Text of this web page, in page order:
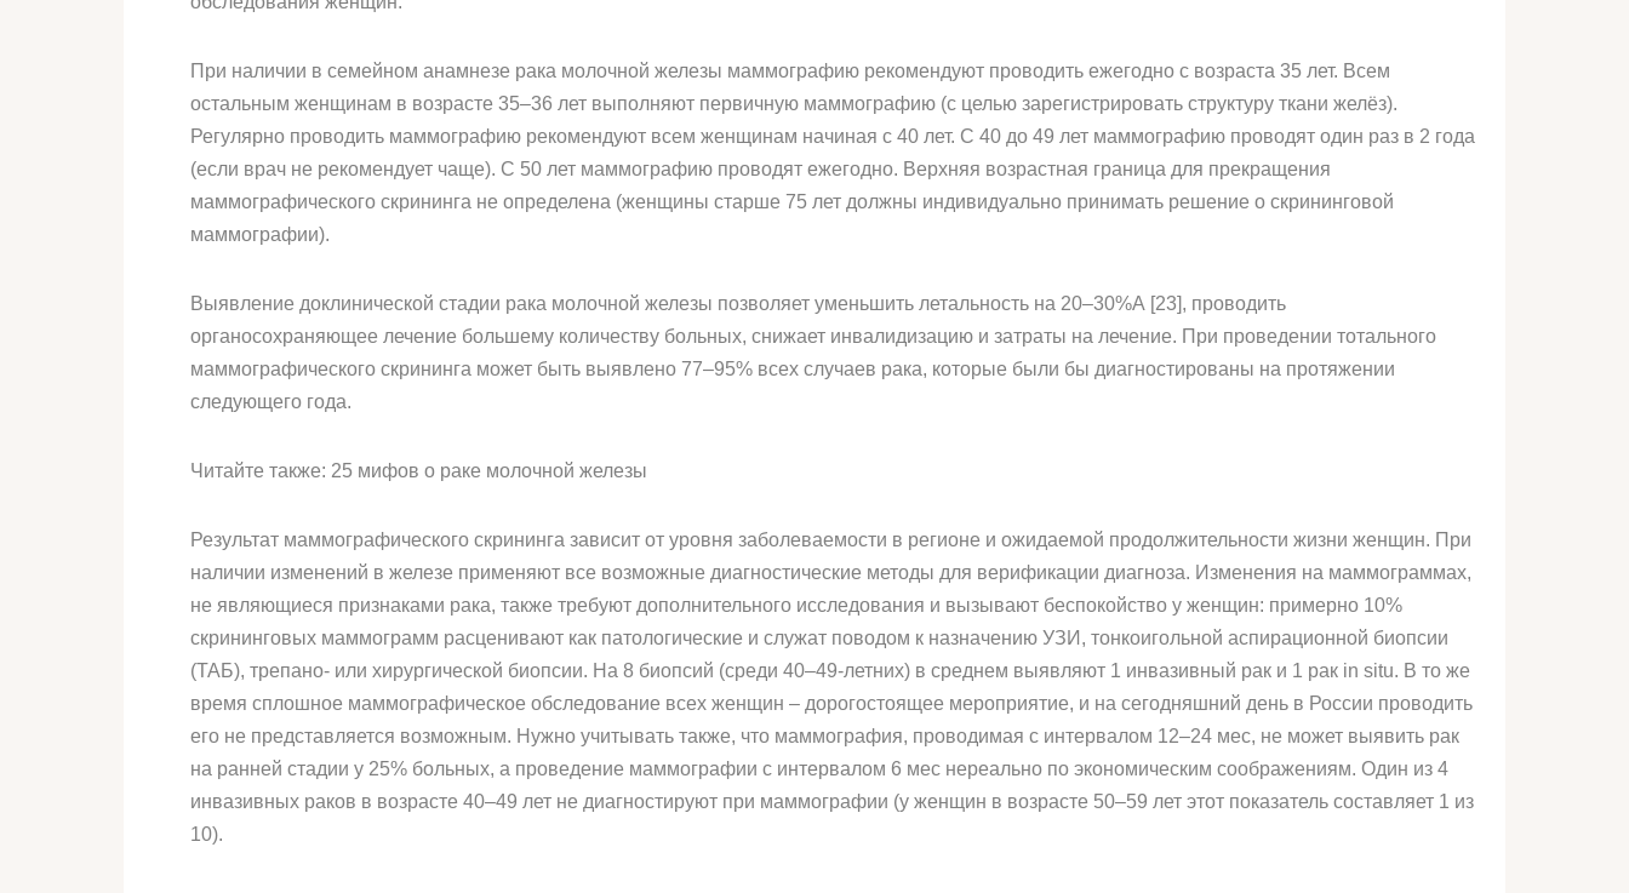
При наличии в семейном анамнезе рака молочной железы маммографию рекомендуют проводить ежегодно с возраста 35 лет. Всем
остальным женщинам в возрасте 35–36 лет выполняют первичную маммографию (с целью зарегистрировать структуру ткани желёз).
Регулярно проводить маммографию рекомендуют всем женщинам начиная с 40 лет. С 40 до 49 лет маммографию проводят один раз в 2 года
(если врач не рекомендует чаще). С 50 лет маммографию проводят ежегодно. Верхняя возрастная граница для прекращения
маммографического скрининга не определена (женщины старше 75 лет должны индивидуально принимать решение о скрининговой
маммографии).
Выявление доклинической стадии рака молочной железы позволяет уменьшить летальность на 20–30%А [23], проводить
органосохраняющее лечение большему количеству больных, снижает инвалидизацию и затраты на лечение. При проведении тотального
маммографического скрининга может быть выявлено 77–95% всех случаев рака, которые были бы диагностированы на протяжении
следующего года.
Читайте также: 25 мифов о раке молочной железы
Результат маммографического скрининга зависит от уровня заболеваемости в регионе и ожидаемой продолжительности жизни женщин. При
наличии изменений в железе применяют все возможные диагностические методы для верификации диагноза. Изменения на маммограммах,
не являющиеся признаками рака, также требуют дополнительного исследования и вызывают беспокойство у женщин: примерно 10%
скрининговых маммограмм расценивают как патологические и служат поводом к назначению УЗИ, тонкоигольной аспирационной биопсии
(ТАБ), трепано- или хирургической биопсии. На 8 биопсий (среди 40–49-летних) в среднем выявляют 1 инвазивный рак и 1 рак in situ. В то же
время сплошное маммографическое обследование всех женщин – дорогостоящее мероприятие, и на сегодняшний день в России проводить
его не представляется возможным. Нужно учитывать также, что маммография, проводимая с интервалом 12–24 мес, не может выявить рак
на ранней стадии у 25% больных, а проведение маммографии с интервалом 6 мес нереально по экономическим соображениям. Один из 4
инвазивных раков в возрасте 40–49 лет не диагностируют при маммографии (у женщин в возрасте 50–59 лет этот показатель составляет 1 из
10).